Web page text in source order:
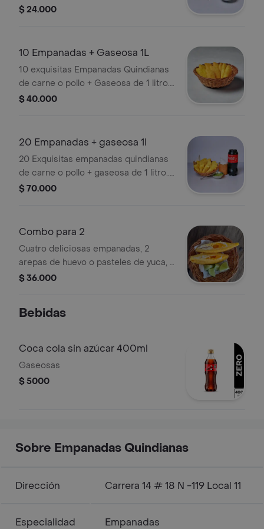
¡pídelo!
$ 24.000
10 Empanadas + Gaseosa 1L
10 exquisitas Empanadas Quindianas
de carne o pollo + Gaseosa de 1 litro...
¡Pídelo!
$ 40.000
20 Empanadas + gaseosa 1l
20 Exquisitas empanadas quindianas
de carne o pollo + gaseosa de 1 litro...
¡pídelo!
$ 70.000
Combo para 2
Cuatro deliciosas empanadas, 2
arepas de huevo o pasteles de yuca, 2
gaseosas personales.
$ 36.000
Bebidas
Coca cola sin azúcar 400ml
Gaseosas
$ 5000
Sobre Empanadas Quindianas
Dirección Carrera 14 # 18 N -119 Local 11
Especialidad Empanadas